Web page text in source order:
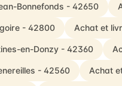
Bonnefonds - 42650
- 42800 Achat et
en-Donzy - 42360
- 42560 Achat